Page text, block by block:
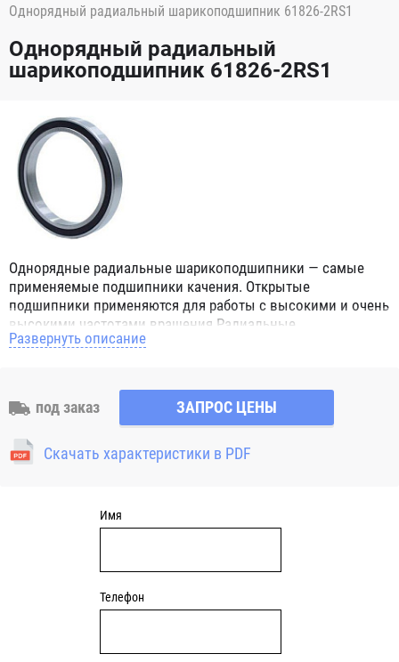
Однорядный радиальный шарикоподшипник 61826-2RS1
Однорядный радиальный
шарикоподшипник 61826-2RS1
Однорядные радиальные шарикоподшипники — самые
применяемые подшипники качения. Открытые
подшипники применяются для работы с высокими и очень
высокими частотами вращения.Радиальные
шарикоподшипники обозначением 2Z ZZ с обеих сторон
обозначением 2RS 2RS1 2RSH 2RSR имеют с обеих сторон
контактные уплотнения из бутадиен-нитрильного каучука
(NBR) и пригодны для средних частот вращения. Также
поставляются подшипники с бесконтактными
Развернуть описание
под заказ ЗАПРОС ЦЕНЫ
Скачать характеристики в PDF
Имя
Телефон